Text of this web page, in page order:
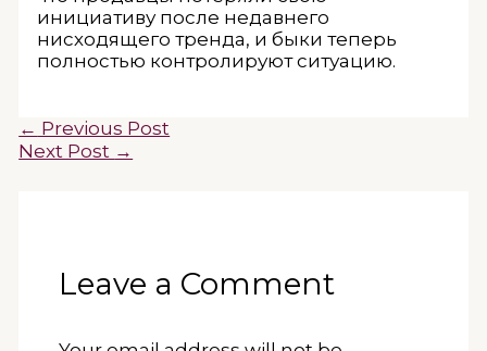
инициативу после недавнего
нисходящего тренда, и быки теперь
полностью контролируют ситуацию.
← Previous Post
Next Post →
Leave a Comment